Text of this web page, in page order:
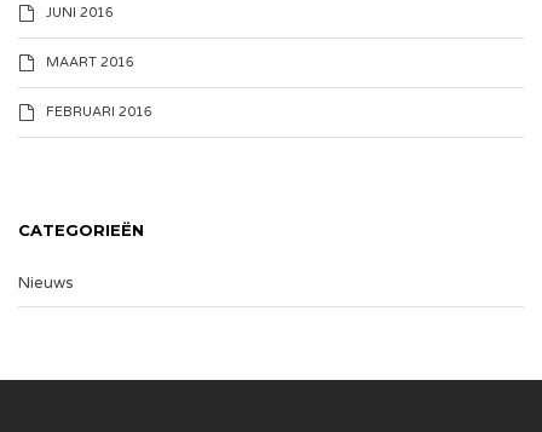
JUNI 2016
MAART 2016
FEBRUARI 2016
CATEGORIEËN
Nieuws